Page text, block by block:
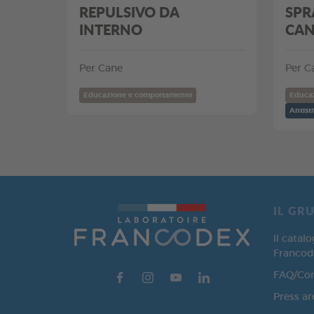
REPULSIVO DA
INTERNO
Per Cane
Educazione e comportamento
Per
IL
Il
FAQ/
Press